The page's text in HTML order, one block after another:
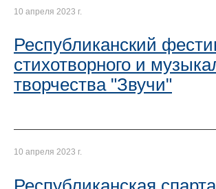
10 апреля 2023 г.
Республиканский
стихотворного и
творчества "Звучи"
10 апреля 2023 г.